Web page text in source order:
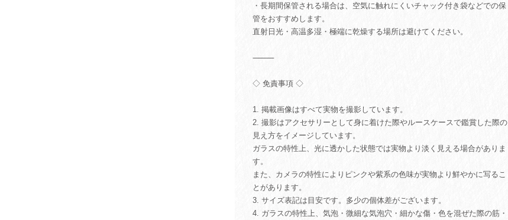
・長期間保管される場合は、空気に触れにくいチャック付き袋などでの保
管をおすすめします。
直射日光・高温多湿・極端に乾燥する場所は避けてください。
⸻
◇ 免責事項 ◇
1. 掲載画像はすべて実物を撮影しています。
2. 撮影はアクセサリーとして身に着けた際やルースケースで鑑賞した際の
見え方をイメージしています。
ガラスの特性上、光に透かした状態では実物より淡く見える場合がありま
す。
また、カメラの特性によりピンクや紫系の色味が実物より鮮やかに写るこ
とがあります。
3. サイズ表記は目安です。多少の個体差がございます。
4. ガラスの特性上、気泡・微細な気泡穴・細かな傷・色を混ぜた際の筋・